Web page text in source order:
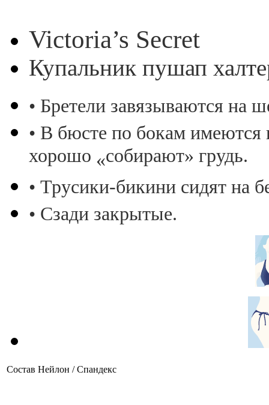
Victoria’s Secret
Купальник пушап
• Бретели завязываются на
• В бюсте по бокам имеются
хорошо «собирают» грудь.
• Трусики-бикини сидят на
• Сзади закрытые.
Состав Нейлон / Спандекс